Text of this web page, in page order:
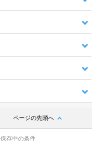
ページの先頭へ
保存中の条件